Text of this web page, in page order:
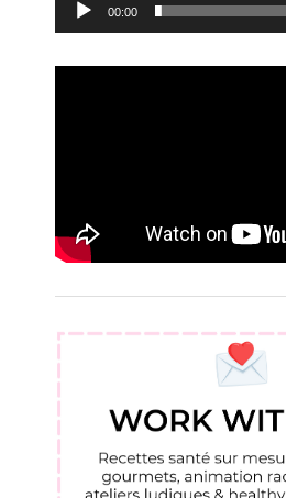
00:00